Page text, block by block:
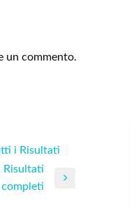
un commento.
i Risultati
Risultati
completi